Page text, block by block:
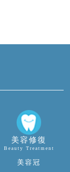
美容修復
Beauty Treatment
美容冠